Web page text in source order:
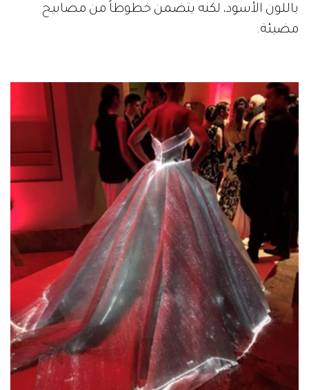
باللون الأسود، لكنه يتضمن خطوطاً من مصابيح
مضيئة.